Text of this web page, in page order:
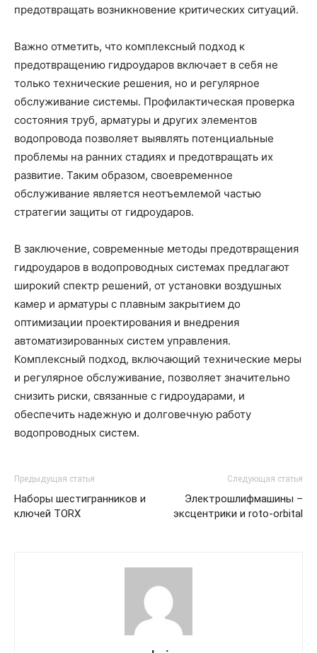
предотвращать возникновение критических ситуаций.
Важно отметить, что комплексный подход к
предотвращению гидроударов включает в себя не
только технические решения, но и регулярное
обслуживание системы. Профилактическая проверка
состояния труб, арматуры и других элементов
водопровода позволяет выявлять потенциальные
проблемы на ранних стадиях и предотвращать их
развитие. Таким образом, своевременное
обслуживание является неотъемлемой частью
стратегии защиты от гидроударов.
В заключение, современные методы предотвращения
гидроударов в водопроводных системах предлагают
широкий спектр решений, от установки воздушных
камер и арматуры с плавным закрытием до
оптимизации проектирования и внедрения
автоматизированных систем управления.
Комплексный подход, включающий технические меры
и регулярное обслуживание, позволяет значительно
снизить риски, связанные с гидроударами, и
обеспечить надежную и долговечную работу
водопроводных систем.
Предыдущая статья
Наборы шестигранников и
ключей TORX
Следующая статья
Электрошлифмашины –
эксцентрики и roto-orbital